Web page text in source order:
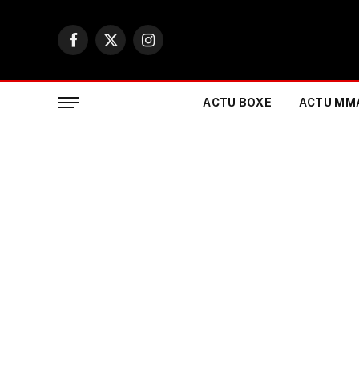
Facebook
X
Instagram
ACTU BOXE ACTU